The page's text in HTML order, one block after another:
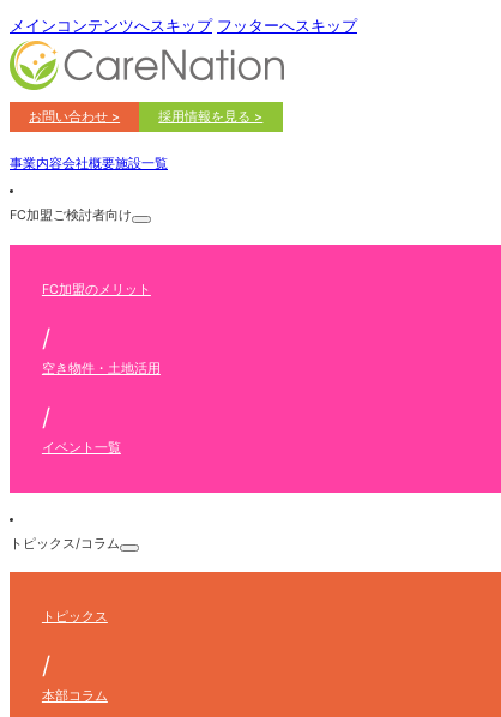
メインコンテンツへスキップ フッターへスキップ
お問い合わせ > 採用情報を見る >
事業内容会社概要施設一覧
FC加盟ご検討者向け
FC加盟のメリット
/
空き物件・土地活用
/
イベント一覧
トピックス/コラム
トピックス
/
本部コラム